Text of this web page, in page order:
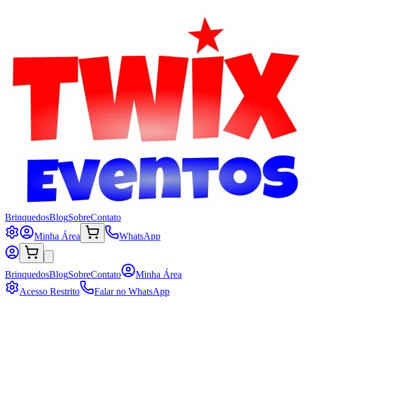
BrinquedosBlogSobreContato
Minha Área
WhatsApp
BrinquedosBlogSobreContato
Minha Área
Acesso Restrito
Falar no WhatsApp